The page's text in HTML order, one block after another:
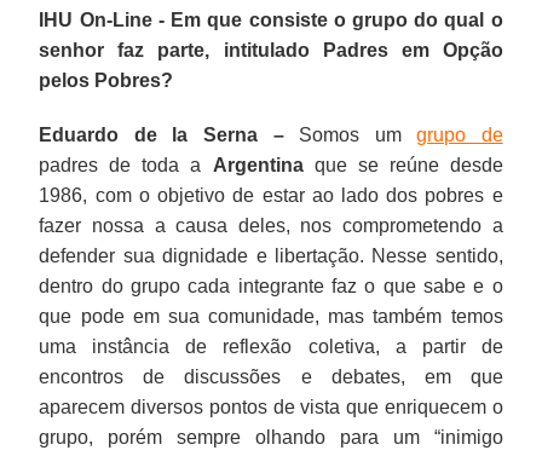
IHU On-Line - Em que consiste o grupo do qual o
senhor faz parte, intitulado Padres em Opção
pelos Pobres?
Eduardo de la Serna –Somos umgrupo de
padres de toda a Argentinaque se reúne desde
1986, com o objetivo de estar ao lado dos pobres e
fazer nossa a causa deles, nos comprometendo a
defender sua dignidade e libertação. Nesse sentido,
dentro do grupo cada integrante faz o que sabe e o
que pode em sua comunidade, mas também temos
uma instância de reflexão coletiva, a partir de
encontros de discussões e debates, em que
aparecem diversos pontos de vista que enriquecem o
grupo, porém sempre olhando para um “inimigo